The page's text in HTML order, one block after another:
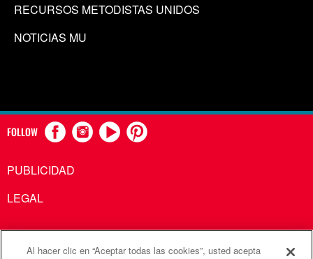
RECURSOS METODISTAS UNIDOS
NOTICIAS MU
FOLLOW
PUBLICIDAD
LEGAL
Al hacer clic en “Aceptar todas las cookies”, usted acepta